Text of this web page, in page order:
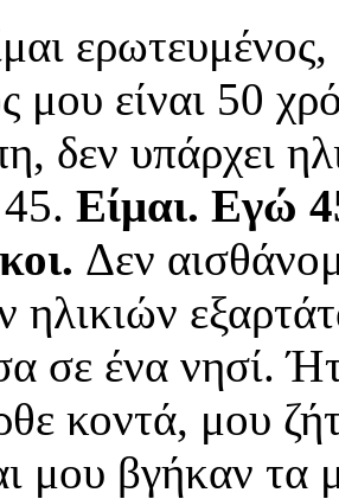
μου είναι 50
δεν υπάρχει
Είμαι. Εγώ
Δεν
ηλικιών
σε ένα νησί.
κοντά, μου
μου βγήκαν τα